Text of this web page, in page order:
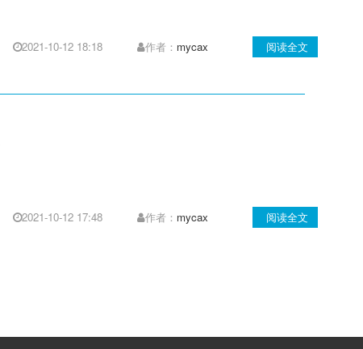
2021-10-12 18:18 作者： mycax 阅读全文
2021-10-12 17:48 作者： mycax 阅读全文